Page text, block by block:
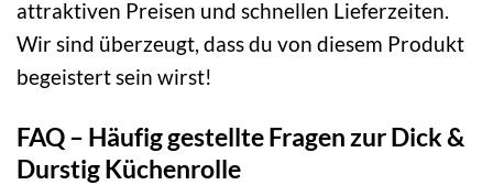
attraktiven Preisen und schnellen Lieferzeiten.
Wir sind überzeugt, dass du von diesem Produkt
begeistert sein wirst!
FAQ – Häufig gestellte Fragen zur Dick &
Durstig Küchenrolle